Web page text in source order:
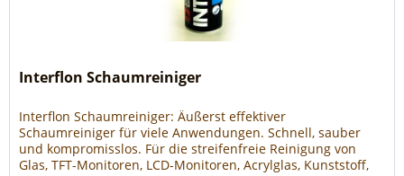
Interflon Schaumreiniger
Interflon Schaumreiniger: Äußerst effektiver
Schaumreiniger für viele Anwendungen. Schnell, sauber
und kompromisslos. Für die streifenfreie Reinigung von
Glas, TFT-Monitoren, LCD-Monitoren, Acrylglas, Kunststoff,